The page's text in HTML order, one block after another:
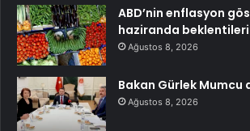
ABD’nin enflasyon
haziranda
Ağustos 8, 2026
Bakan Gürlek
Ağustos 8, 2026